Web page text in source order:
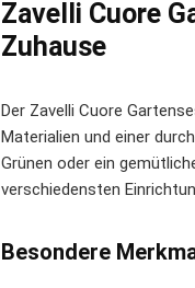
Zavelli Cuore
Zuhause
Der Zavelli Cuore
Materialien und einer
Grünen oder ein
verschiedensten
Besondere